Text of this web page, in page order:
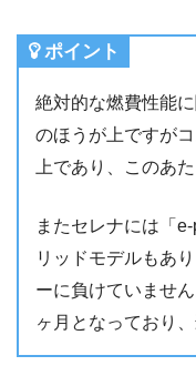
ポイント
絶対的な燃費性能
のほうが上ですが
上であり、このあ
またセレナには「
リッドモデルもあ
ーに負けていませ
ヶ月となっており